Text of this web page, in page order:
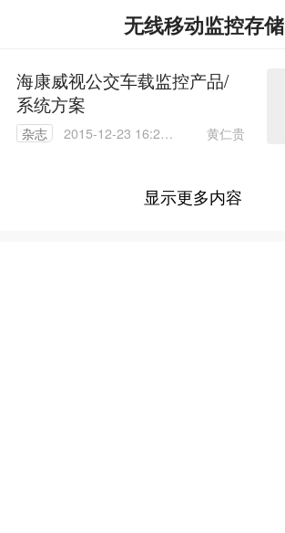
无线移动监控存储
海康威视公交车载监控产品/
系统方案
杂志
2015-12-23 16:22:
黄仁贵
显示更多内容